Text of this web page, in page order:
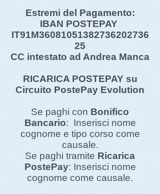
Estremi del Pagamento:
IBAN POSTEPAY
IT91M36081051382736202736
25
CC intestato ad Andrea Manca
RICARICA POSTEPAY su
Circuito PostePay Evolution
Se paghi con Bonifico
Bancario: Inserisci nome
cognome e tipo corso come
causale.
Se paghi tramite Ricarica
PostePay: Inserisci nome
cognome come causale.